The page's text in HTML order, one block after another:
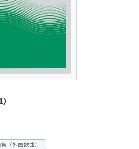
（外国歌曲）